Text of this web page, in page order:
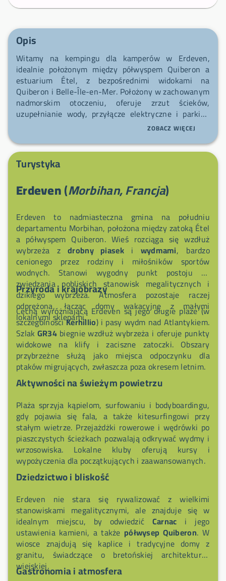
Opis
Witamy na kempingu dla kamperów w Erdeven,
idealnie położonym między półwyspem Quiberon a
estuarium Étel, z bezpośrednimi widokami na
Quiberon i Belle-Île-en-Mer. Położony w zachowanym
nadmorskim otoczeniu, oferuje zrzut ścieków,
uzupełnianie wody, przyłącze elektryczne i parking
dla spokojnego pobytu. W odległości ~100 m znajduje
się mały sklep, kilka lokalnych restauracji i
klimatyczny bar; nie przegap lokalnego targu na rue
des Menhirs w sobotni poranek oraz letniego nocnego
targu z produktami regionalnymi. Korzystaj ze
piaszczystych plaż odpowiednich do sportów wodnych
pobliskiego rezerwatu przyrody sklasyfikowanego jako
Grand Site de France na wyjątkowe spacery i
panoramy.
ZOBACZ WIĘCEJ
Turystyka
Erdeven(Morbihan, Francja)
Erdeven to nadmiasteczna gmina na południu
departamentu Morbihan, położona między zatoką Étel
a półwyspem Quiberon. Wieś rozciąga się wzdłuż
wybrzeża zdrobny piaseki wydmami, bardzo
cenionego przez rodziny i miłośników sportów
wodnych. Stanowi wygodny punkt postoju do
zwiedzania pobliskich stanowisk megalitycznych i
dzikiego wybrzeża. Atmosfera pozostaje raczej
odprężona, łącząc domy wakacyjne z małymi
lokalnymi sklepami.
Przyroda i krajobrazy
Cechą wyróżniającą Erdeven są jego długie plaże (w
szczególnościKerhillio) i pasy wydm nad Atlantykiem.
Szlak GR34biegnie wzdłuż wybrzeża i oferuje punkty
widokowe na klify i zaciszne zatoczki. Obszary
przybrzeżne służą jako miejsca odpoczynku dla
ptaków migrujących, zwłaszcza poza okresem letnim.
Aktywności na świeżym powietrzu
Plaża sprzyja kąpielom, surfowaniu i bodyboardingu,
gdy pojawia się fala, a także kitesurfingowi przy
stałym wietrze. Przejażdżki rowerowe i wędrówki po
piaszczystych ścieżkach pozwalają odkrywać wydmy i
wrzosowiska. Lokalne kluby oferują kursy i
wypożyczenia dla początkujących i zaawansowanych.
Dziedzictwo i bliskość
Erdeven nie stara się rywalizować z wielkimi
stanowiskami megalitycznymi, ale znajduje się w
idealnym miejscu, by odwiedzić Carnac i jego
ustawienia kamieni, a także półwysep Quiberon. W
wiosce znajdują się kaplice i tradycyjne domy z
granitu, świadczące o bretońskiej architekturze
wiejskiej.
Gastronomia i atmosfera